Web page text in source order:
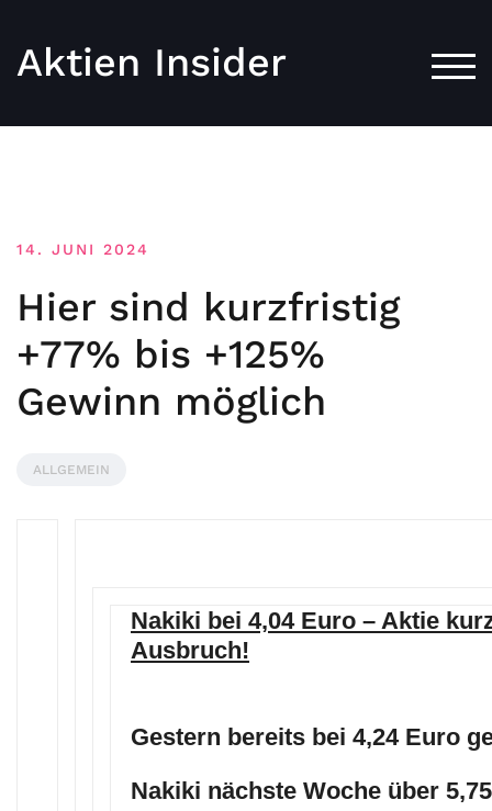
Aktien Insider
14. JUNI 2024
Hier sind kurzfristig
+77% bis +125%
Gewinn möglich
ALLGEMEIN
Nakiki bei 4,04 Euro – Aktie
Ausbruch!
Gestern bereits bei 4,24 Euro
Nakiki nächste Woche über